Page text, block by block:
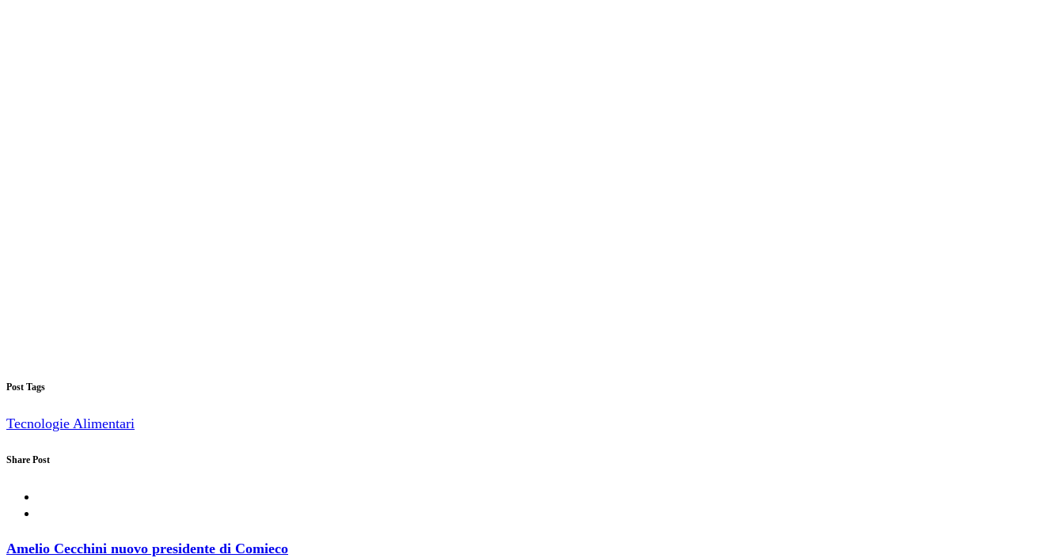
Post Tags
Tecnologie Alimentari
Share Post
Amelio Cecchini nuovo presidente di Comieco